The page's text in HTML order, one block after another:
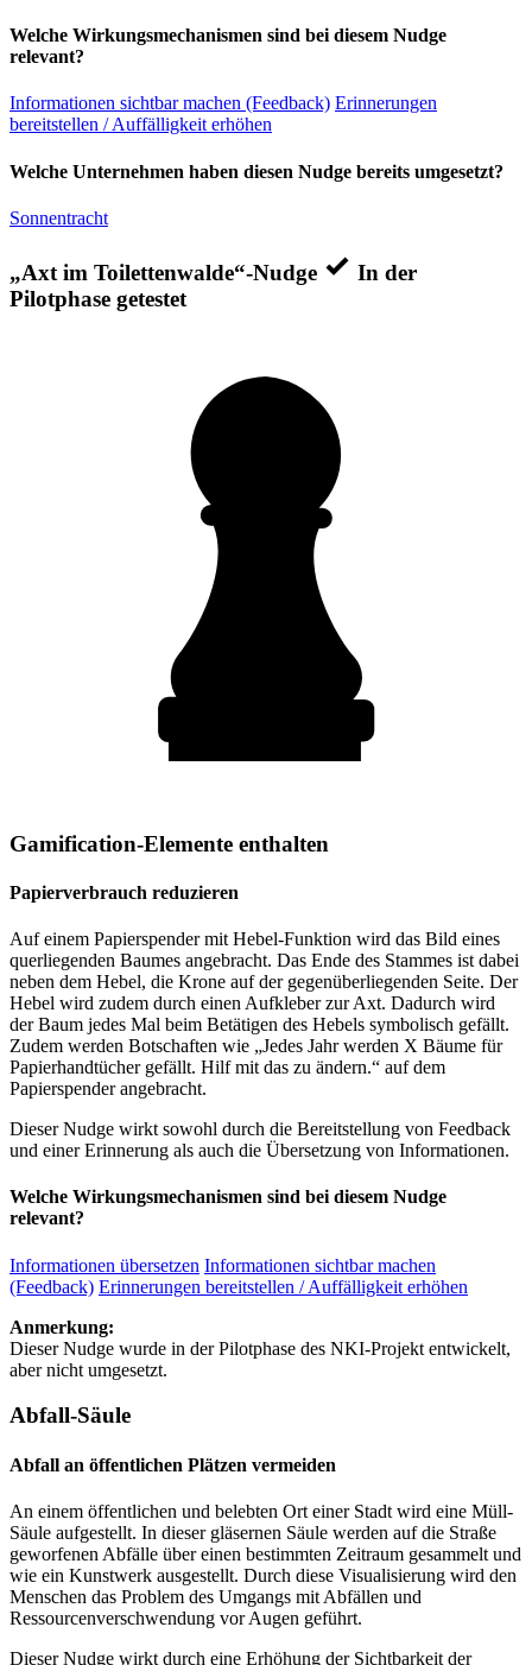
Welche Wirkungsmechanismen sind bei diesem Nudge
relevant?
Informationen sichtbar machen (Feedback) Erinnerungen
bereitstellen / Auffälligkeit erhöhen
Welche Unternehmen haben diesen Nudge bereits umgesetzt?
Sonnentracht
„Axt im Toilettenwalde“-Nudge
In der
Pilotphase getestet
Gamification-Elemente enthalten
Papierverbrauch reduzieren
Auf einem Papierspender mit Hebel-Funktion wird das Bild eines
querliegenden Baumes angebracht. Das Ende des Stammes ist dabei
neben dem Hebel, die Krone auf der gegenüberliegenden Seite. Der
Hebel wird zudem durch einen Aufkleber zur Axt. Dadurch wird
der Baum jedes Mal beim Betätigen des Hebels symbolisch gefällt.
Zudem werden Botschaften wie „Jedes Jahr werden X Bäume für
Papierhandtücher gefällt. Hilf mit das zu ändern.“ auf dem
Papierspender angebracht.
Dieser Nudge wirkt sowohl durch die Bereitstellung von Feedback
und einer Erinnerung als auch die Übersetzung von Informationen.
Welche Wirkungsmechanismen sind bei diesem Nudge
relevant?
Informationen übersetzen Informationen sichtbar machen
(Feedback) Erinnerungen bereitstellen / Auffälligkeit erhöhen
Anmerkung:
Dieser Nudge wurde in der Pilotphase des NKI-Projekt entwickelt,
aber nicht umgesetzt.
Abfall-Säule
Abfall an öffentlichen Plätzen vermeiden
An einem öffentlichen und belebten Ort einer Stadt wird eine Müll-
Säule aufgestellt. In dieser gläsernen Säule werden auf die Straße
geworfenen Abfälle über einen bestimmten Zeitraum gesammelt und
wie ein Kunstwerk ausgestellt. Durch diese Visualisierung wird den
Menschen das Problem des Umgangs mit Abfällen und
Ressourcenverschwendung vor Augen geführt.
Dieser Nudge wirkt durch eine Erhöhung der Sichtbarkeit der